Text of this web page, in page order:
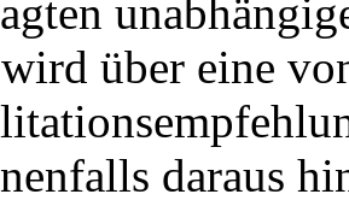
über eine
daraus